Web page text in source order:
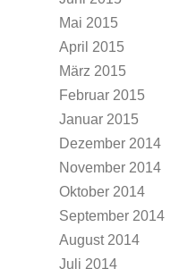
Mai 2015
April 2015
März 2015
Februar 2015
Januar 2015
Dezember 2014
November 2014
Oktober 2014
September 2014
August 2014
Juli 2014